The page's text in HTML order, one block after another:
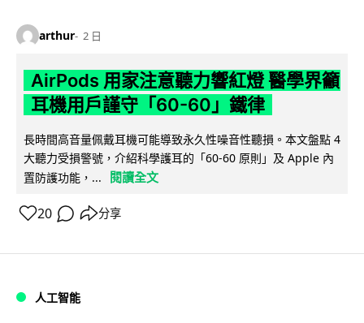
arthur 2 日
AirPods 用家注意聽力響紅燈 醫學界籲
耳機用戶謹守「60-60」鐵律
長時間高音量佩戴耳機可能導致永久性噪音性聽損。本文盤點 4
大聽力受損警號，介紹科學護耳的「60-60 原則」及 Apple 內
置防護功能，...
閱讀全文
20 分享
人工智能